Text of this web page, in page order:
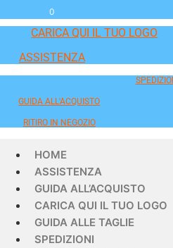
0
CARICA QUI IL TUO LOGO
ASSISTENZA
GUIDA ALL'ACQUISTO
RITIRO IN NEGOZIO
HOME
ASSISTENZA
GUIDA ALL’ACQUISTO
CARICA QUI IL TUO LOGO
GUIDA ALLE TAGLIE
SPEDIZIONI